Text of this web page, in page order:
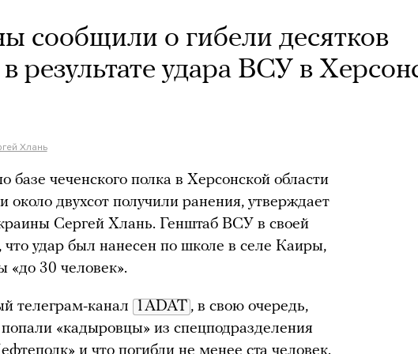
сообщили о гибели десятков
результате удара ВСУ в
Хлань
базе чеченского полка в Херсонской области
около двухсот получили ранения, утверждает
Сергей Хлань. Генштаб ВСУ в своей
, что удар был нанесен по школе в селе Каиры,
«до 30 человек».
телеграм-канал 1ADAT , в свою очередь,
попали «кадыровцы» из спецподразделения
и что погибли не менее ста человек.